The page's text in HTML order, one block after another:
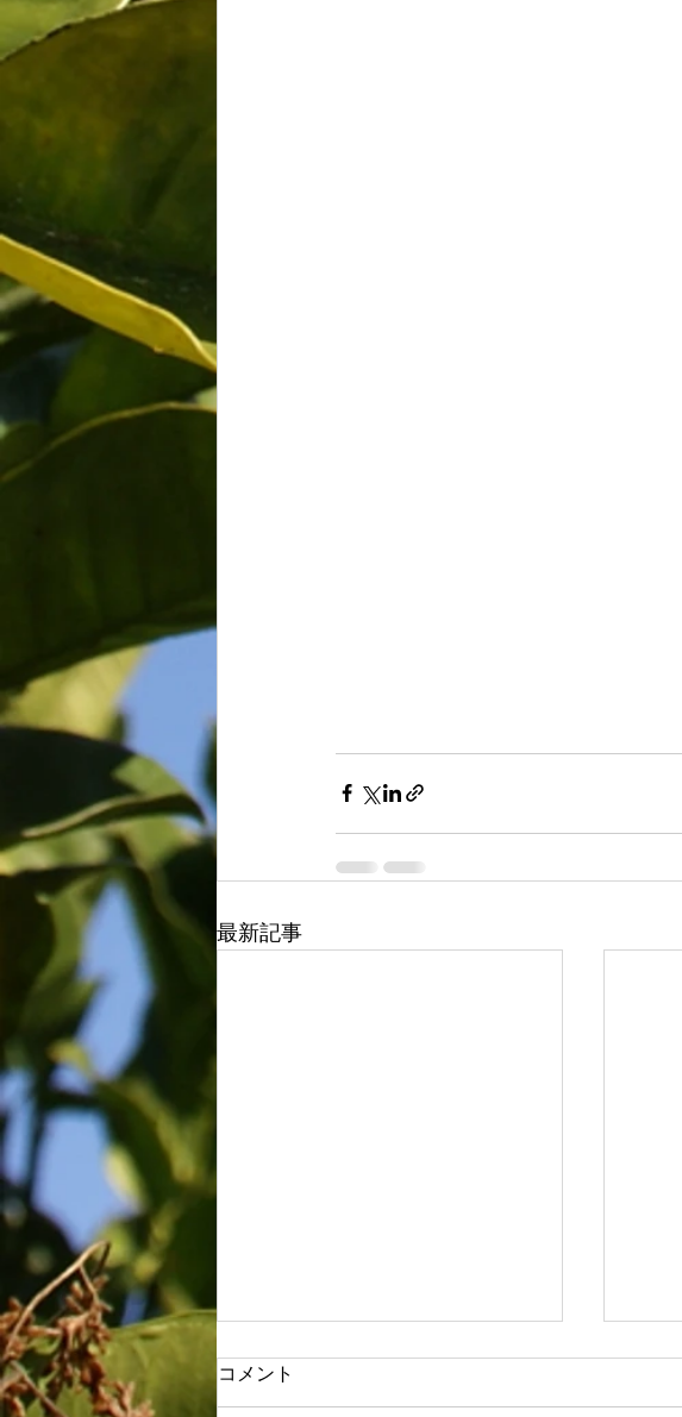
最新記事
コメント